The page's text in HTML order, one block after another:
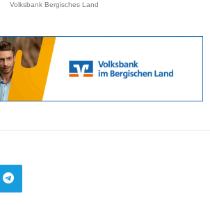
Volksbank Bergisches Land